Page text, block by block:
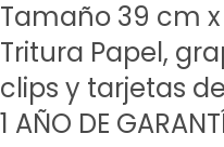
Tamaño 39 cm
Tritura Papel,
clips y tarjetas
1 AÑO DE